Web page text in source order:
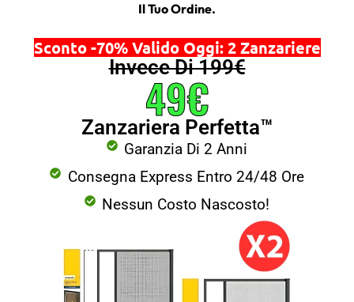
Il Tuo Ordine.
Sconto -70% Valido Oggi: 2 Zanzariere
Invece Di 199€
49€
Zanzariera Perfetta™
Garanzia Di 2 Anni
Consegna Express Entro 24/48 Ore
Nessun Costo Nascosto!